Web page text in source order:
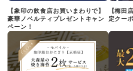
【象印の飲食店お買いまわりで】
豪華ノベルティプレゼントキャン
ペーン！
【梅田
定クー